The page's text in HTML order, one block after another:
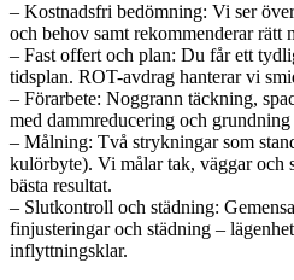
– Kostnadsfri bedömning: Vi ser
och behov samt rekommenderar rätt
– Fast offert och plan: Du får ett
tidsplan. ROT-avdrag hanterar vi
– Förarbete: Noggrann täckning,
med dammreducering och grundning
– Målning: Två strykningar som
kulörbyte). Vi målar tak, väggar och
bästa resultat.
– Slutkontroll och städning:
finjusteringar och städning –
inflyttningsklar.